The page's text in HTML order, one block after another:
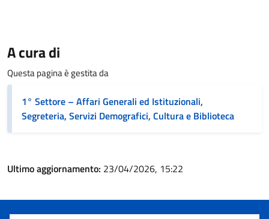
A cura di
Questa pagina è gestita da
1° Settore – Affari Generali ed Istituzionali,
Segreteria, Servizi Demografici, Cultura e Biblioteca
Ultimo aggiornamento: 23/04/2026, 15:22